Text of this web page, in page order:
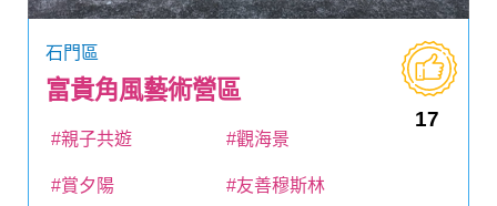
石門區
富貴角風藝術營區
17
#親子共遊 #觀海景
#賞夕陽 #友善穆斯林